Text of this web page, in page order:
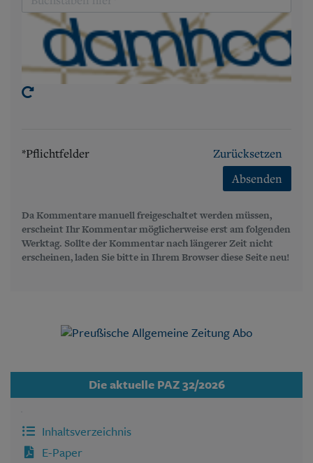
*Pflichtfelder
Zurücksetzen
Absenden
Da Kommentare manuell freigeschaltet werden müssen,
erscheint Ihr Kommentar möglicherweise erst am folgenden
Werktag. Sollte der Kommentar nach längerer Zeit nicht
erscheinen, laden Sie bitte in Ihrem Browser diese Seite neu!
Die aktuelle PAZ 32/2026
Inhaltsverzeichnis
E-Paper